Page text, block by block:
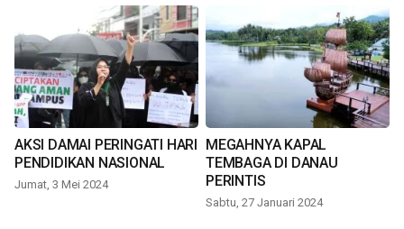
AKSI DAMAI PERINGATI HARI
PENDIDIKAN NASIONAL
Jumat, 3 Mei 2024
MEGAHNYA KAPAL
TEMBAGA DI DANAU
PERINTIS
Sabtu, 27 Januari 2024